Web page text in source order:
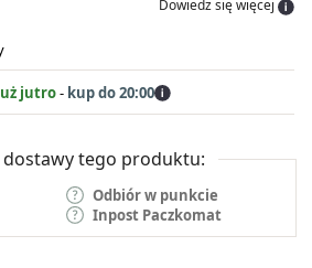
To również skuteczny sposób
Dodatkowo preparat wzmacnia
Dowiedz się więcej
jutro- kup do 20:00
dostawy tego produktu:
Odbiór w punkcie
Inpost Paczkomat